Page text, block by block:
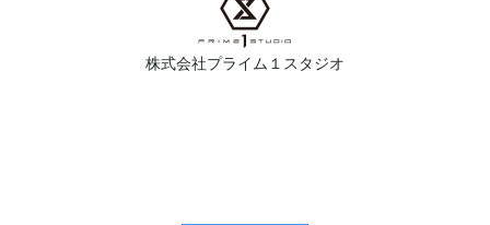
株式会社プライム１スタジオ